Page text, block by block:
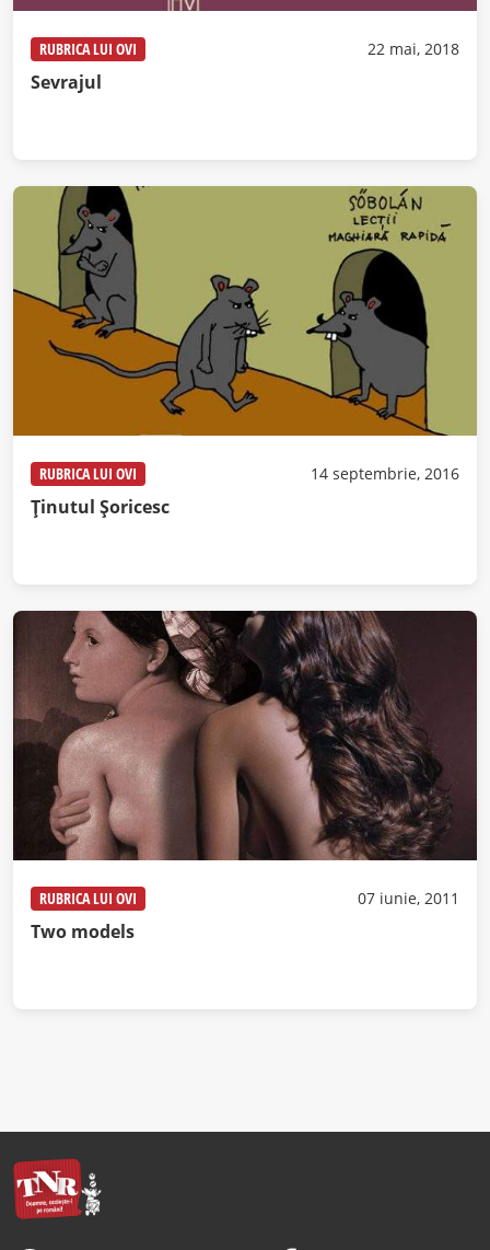
RUBRICA LUI OVI 22 mai, 2018
Sevrajul
RUBRICA LUI OVI 14 septembrie, 2016
Ţinutul Şoricesc
RUBRICA LUI OVI 07 iunie, 2011
Two models